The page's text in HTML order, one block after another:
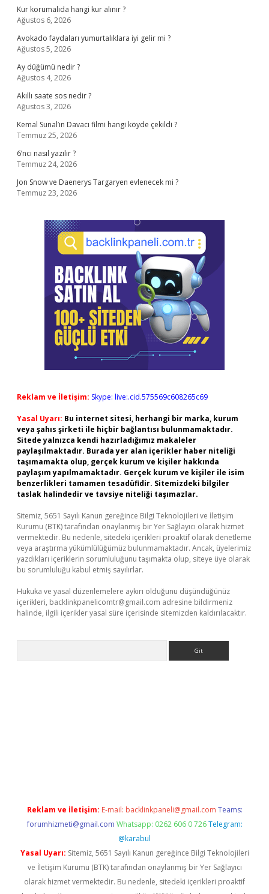
Kur korumalıda hangi kur alınır ?
Ağustos 6, 2026
Avokado faydaları yumurtalıklara iyi gelir mi ?
Ağustos 5, 2026
Ay düğümü nedir ?
Ağustos 4, 2026
Akıllı saate sos nedir ?
Ağustos 3, 2026
Kemal Sunal’ın Davacı filmi hangi köyde çekildi ?
Temmuz 25, 2026
6’ncı nasıl yazılır ?
Temmuz 24, 2026
Jon Snow ve Daenerys Targaryen evlenecek mi ?
Temmuz 23, 2026
Reklam ve İletişim: Skype: live:.cid.575569c608265c69
Yasal Uyarı: Bu internet sitesi, herhangi bir marka, kurum
veya şahıs şirketi ile hiçbir bağlantısı bulunmamaktadır.
Sitede yalnızca kendi hazırladığımız makaleler
paylaşılmaktadır. Burada yer alan içerikler haber niteliği
taşımamakta olup, gerçek kurum ve kişiler hakkında
paylaşım yapılmamaktadır. Gerçek kurum ve kişiler ile isim
benzerlikleri tamamen tesadüfidir. Sitemizdeki bilgiler
taslak halindedir ve tavsiye niteliği taşımazlar.
Sitemiz, 5651 Sayılı Kanun gereğince Bilgi Teknolojileri ve İletişim
Kurumu (BTK) tarafından onaylanmış bir Yer Sağlayıcı olarak hizmet
vermektedir. Bu nedenle, sitedeki içerikleri proaktif olarak denetleme
veya araştırma yükümlülüğümüz bulunmamaktadır. Ancak, üyelerimiz
yazdıkları içeriklerin sorumluluğunu taşımakta olup, siteye üye olarak
bu sorumluluğu kabul etmiş sayılırlar.
Hukuka ve yasal düzenlemelere aykırı olduğunu düşündüğünüz
içerikleri, backlinkpanelicomtr@gmail.com adresine bildirmeniz
halinde, ilgili içerikler yasal süre içerisinde sitemizden kaldırılacaktır.
Reklam ve İletişim: E-mail: backlinkpaneli@gmail.com Teams:
forumhizmeti@gmail.com Whatsapp: 0262 606 0 726 Telegram:
@karabul
Yasal Uyarı: Sitemiz, 5651 Sayılı Kanun gereğince Bilgi Teknolojileri
ve İletişim Kurumu (BTK) tarafından onaylanmış bir Yer Sağlayıcı
olarak hizmet vermektedir. Bu nedenle, sitedeki içerikleri proaktif